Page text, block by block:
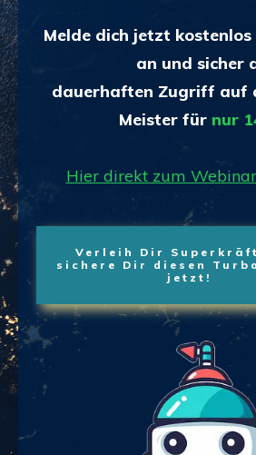
Melde dich jetzt
an und sicher
dauerhaften Zugriff auf
Meister für nur
Hier direkt zum
Verleih Dir
sichere Dir diesen
jetzt!